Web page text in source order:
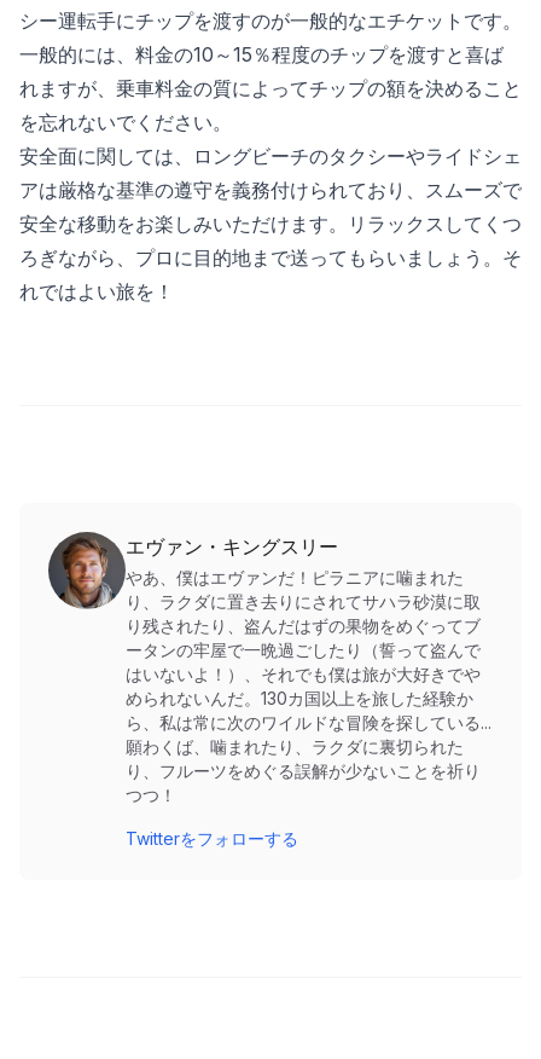
シー運転手にチップを渡すのが一般的なエチケットです。
一般的には、料金の10～15％程度のチップを渡すと喜ば
れますが、乗車料金の質によってチップの額を決めること
を忘れないでください。
安全面に関しては、ロングビーチのタクシーやライドシェ
アは厳格な基準の遵守を義務付けられており、スムーズで
安全な移動をお楽しみいただけます。リラックスしてくつ
ろぎながら、プロに目的地まで送ってもらいましょう。そ
れではよい旅を！
エヴァン・キングスリー
やあ、僕はエヴァンだ！ピラニアに噛まれた
り、ラクダに置き去りにされてサハラ砂漠に取
り残されたり、盗んだはずの果物をめぐってブ
ータンの牢屋で一晩過ごしたり（誓って盗んで
はいないよ！）、それでも僕は旅が大好きでや
められないんだ。130カ国以上を旅した経験か
ら、私は常に次のワイルドな冒険を探している...
願わくば、噛まれたり、ラクダに裏切られた
り、フルーツをめぐる誤解が少ないことを祈り
つつ！
Twitterをフォローする